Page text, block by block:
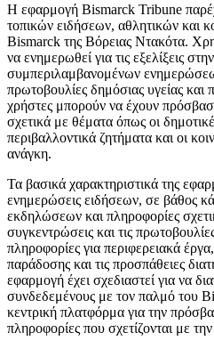
Η εφαρμογή Bismarck Tribune
τοπικών ειδήσεων, αθλητικών και
Bismarck της Βόρειας Ντακότα.
να ενημερωθεί για τις εξελίξεις
συμπεριλαμβανομένων
πρωτοβουλίες δημόσιας υγείας και
χρήστες μπορούν να έχουν
σχετικά με θέματα όπως οι
περιβαλλοντικά ζητήματα και οι
ανάγκη.
Τα βασικά χαρακτηριστικά της
ενημερώσεις ειδήσεων, σε βάθος
εκδηλώσεων και πληροφορίες
συγκεντρώσεις και τις
πληροφορίες για περιφερειακά
παράδοσης και τις προσπάθειες
εφαρμογή έχει σχεδιαστεί για να
συνδεδεμένους με τον παλμό του
κεντρική πλατφόρμα για την
πληροφορίες που σχετίζονται με